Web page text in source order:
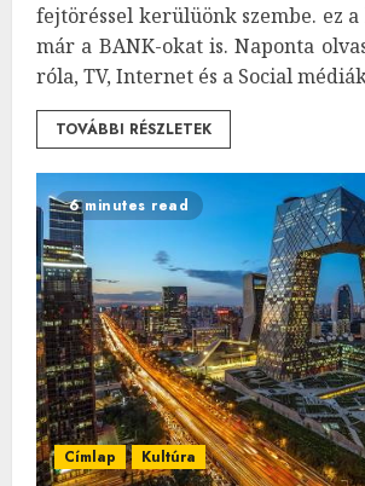
fejtöréssel kerülüönk szembe. ez
már a BANK-okat is. Naponta
róla, TV, Internet és a Social
TOVÁBBI RÉSZLETEK
6 minutes read
Címlap Kultúra